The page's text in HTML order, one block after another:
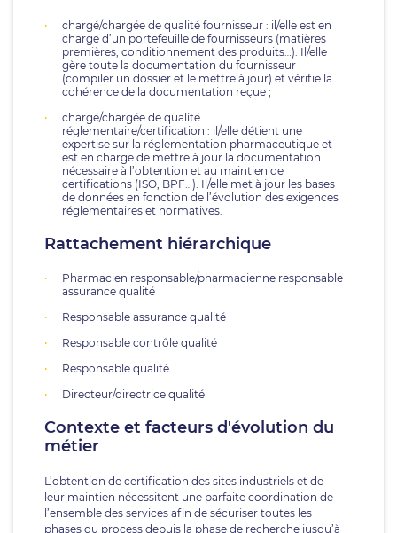
chargé/chargée de qualité fournisseur : il/elle est en
charge d’un portefeuille de fournisseurs (matières
premières, conditionnement des produits…). Il/elle
gère toute la documentation du fournisseur
(compiler un dossier et le mettre à jour) et vérifie la
cohérence de la documentation reçue ;
chargé/chargée de qualité
réglementaire/certification : il/elle détient une
expertise sur la réglementation pharmaceutique et
est en charge de mettre à jour la documentation
nécessaire à l’obtention et au maintien de
certifications (ISO, BPF…). Il/elle met à jour les bases
de données en fonction de l’évolution des exigences
réglementaires et normatives.
Rattachement hiérarchique
Pharmacien responsable/pharmacienne responsable
assurance qualité
Responsable assurance qualité
Responsable contrôle qualité
Responsable qualité
Directeur/directrice qualité
Contexte et facteurs d'évolution du
métier
L’obtention de certification des sites industriels et de
leur maintien nécessitent une parfaite coordination de
l’ensemble des services afin de sécuriser toutes les
phases du process depuis la phase de recherche jusqu’à